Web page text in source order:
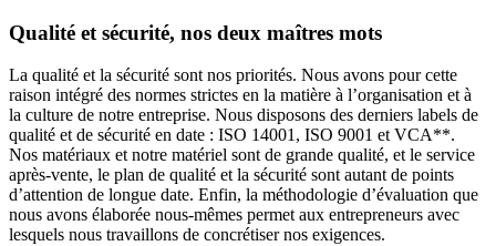
Qualité et sécurité, nos deux maîtres mots
La qualité et la sécurité sont nos priorités. Nous avons pour cette
raison intégré des normes strictes en la matière à l’organisation et à
la culture de notre entreprise. Nous disposons des derniers labels de
qualité et de sécurité en date : ISO 14001, ISO 9001 et VCA**.
Nos matériaux et notre matériel sont de grande qualité, et le service
après-vente, le plan de qualité et la sécurité sont autant de points
d’attention de longue date. Enfin, la méthodologie d’évaluation que
nous avons élaborée nous-mêmes permet aux entrepreneurs avec
lesquels nous travaillons de concrétiser nos exigences.